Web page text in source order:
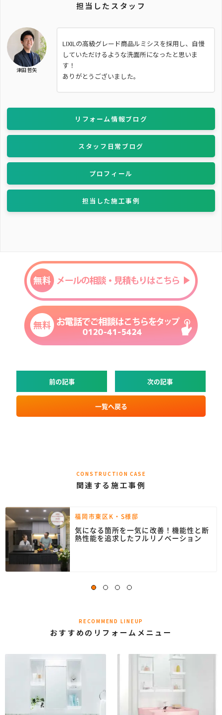
担当したスタッフ
津田 哲矢
LIXILの高級グレード商品ルミシスを採用し、自慢
していただけるような洗面所になったと思いま
す！
ありがとうございました。
リフォーム情報ブログ
スタッフ日常ブログ
プロフィール
担当した施工事例
前の記事 次の記事
一覧へ戻る
CONSTRUCTION CASE
関連する施工事例
福岡市東区K・S様邸
気になる箇所を一気に改善！機能性と断
熱性能を追求したフルリノベーション
RECOMMEND LINEUP
おすすめのリフォームメニュー